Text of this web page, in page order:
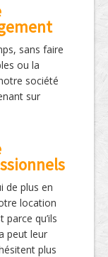
sans faire
ou la
société
sur
de plus en
location
parce qu’ils
peut leur
plus